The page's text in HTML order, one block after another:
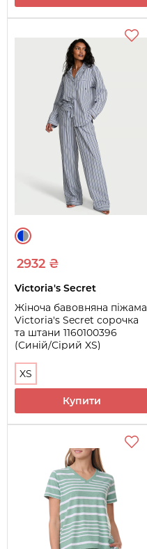
2932 ₴
Victoria's Secret
Жіноча бавовняна піжама
Victoria's Secret сорочка
та штани 1160100396
(Синій/Сірий XS)
XS
Купити